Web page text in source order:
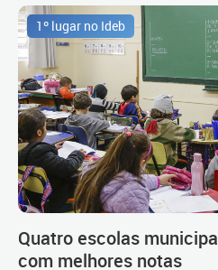
1º lugar no Ideb
Quatro escolas
com melhores notas